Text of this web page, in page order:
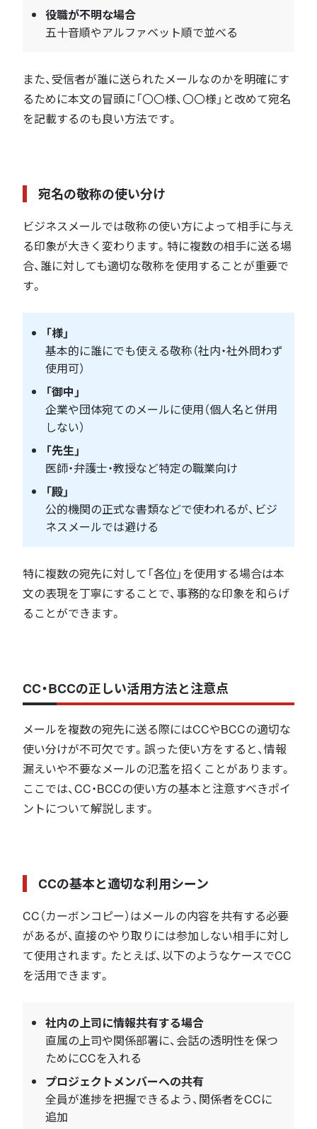
役職が不明な場合
五十音順やアルファベット順で並べる
また、受信者が誰に送られたメールなのかを明確にす
るために本文の冒頭に「〇〇様、〇〇様」と改めて宛名
を記載するのも良い方法です。
宛名の敬称の使い分け
ビジネスメールでは敬称の使い方によって相手に与え
る印象が大きく変わります。特に複数の相手に送る場
合、誰に対しても適切な敬称を使用することが重要で
す。
「様」
基本的に誰にでも使える敬称（社内・社外問わず
使用可）
「御中」
企業や団体宛てのメールに使用（個人名と併用
しない）
「先生」
医師・弁護士・教授など特定の職業向け
「殿」
公的機関の正式な書類などで使われるが、ビジ
ネスメールでは避ける
特に複数の宛先に対して「各位」を使用する場合は本
文の表現を丁寧にすることで、事務的な印象を和らげ
ることができます。
CC・BCCの正しい活用方法と注意点
メールを複数の宛先に送る際にはCCやBCCの適切な
使い分けが不可欠です。誤った使い方をすると、情報
漏えいや不要なメールの氾濫を招くことがあります。
ここでは、CC・BCCの使い方の基本と注意すべきポイ
ントについて解説します。
CCの基本と適切な利用シーン
CC（カーボンコピー）はメールの内容を共有する必要
があるが、直接のやり取りには参加しない相手に対し
て使用されます。たとえば、以下のようなケースでCC
を活用できます。
社内の上司に情報共有する場合
直属の上司や関係部署に、会話の透明性を保つ
ためにCCを入れる
プロジェクトメンバーへの共有
全員が進捗を把握できるよう、関係者をCCに
追加